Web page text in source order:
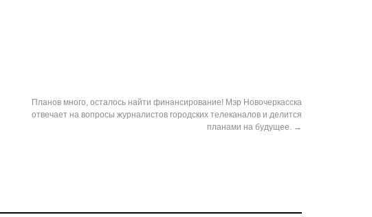
Планов много, осталось найти финансирование! Мэр Новочеркасска
отвечает на вопросы журналистов городских телеканалов и делится
планами на будущее. →